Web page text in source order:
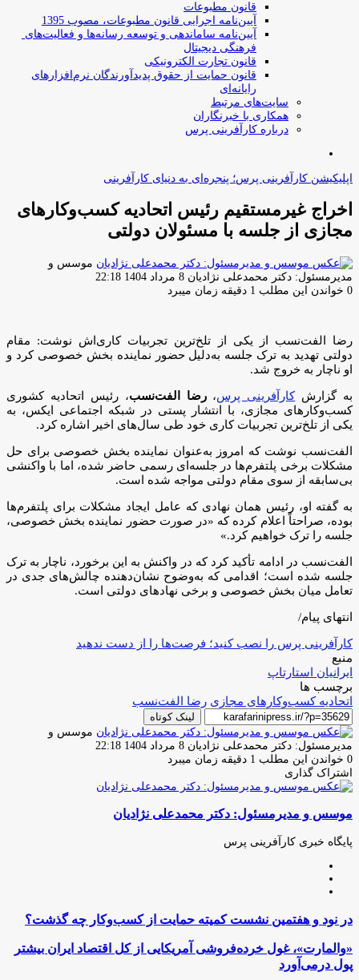
‌قانون مطبوعات
آیین‌نامه اجرایی قانون مطبوعات، مصوب 1395
آیین‌نامه سامان­دهی و توسعه رسانه­‌ها و فعالیت‌­های
فرهنگی دیجیتال
قانون تجارت الکترونیکی
قانون حمایت از حقوق پدیدآورندگان نرم‌افزارهای
رایانه‌ای
سایت‌های مرتبط
همکاری با خبرنگاران
درباره کارآفرینی پرس
اپلیکیشن کارآفرینی پرس؛ پنجره‌ای به دنیای کارآفرینی
اخراج غیرمستقیم رئیس اتحادیه کسب‌وکارهای
مجازی از جلسه با مسئولان دولتی
موسس و
مدیرمسئول: دکتر محمدعلی نژادیان ارسال
ایمیل
8 مرداد 1404 22:18
0 خواندن این مطلب 1 دقیقه زمان میبرد
رضا الفت‌نسب از یکی از تلخ‌ترین تجربیات کاری‌اش نوشت: مقام
دولتی تهدید به ترک جلسه به‌دلیل حضور نماینده بخش خصوصی کرد و
او ناچار به خروج شد.
به گزارشکارآفرینی پرس،رضا الفت‌نسب، رئیس اتحادیه کشوری
کسب‌وکارهای مجازی، با انتشار پستی در شبکه اجتماعی ایکس، به
یکی از تلخ‌ترین تجربیات کاری خود طی سال‌های اخیر اشاره کرد.
الفت‌نسب نوشت که امروز به‌عنوان نماینده بخش خصوصی برای حل
مشکلات برخی پلتفرم‌ها در جلسه‌ای رسمی حاضر شده، اما با واکنشی
بی‌سابقه از سوی مقام دولتی مواجه شده است.
به گفته او، رئیس همان نهادی که عامل ایجاد مشکلات برای پلتفرم‌ها
بوده، صراحتاً اعلام کرده که «در صورت حضور نماینده بخش خصوصی،
جلسه را ترک خواهیم کرد.»
الفت‌نسب در ادامه تأکید کرد که در واکنش به این برخورد، ناچار به ترک
جلسه شده است؛ اقدامی که به‌وضوح نشان‌دهنده چالش‌های جدی در
تعامل میان بخش خصوصی و برخی نهادهای دولتی است.
انتهای پیام/
کارآفرینی پرس را نصب کنید؛ فرصت‌ها را از دست ندهید
منبع
ایرانیان استارتاپ
برچسب ها
اتحادیه کسب‌وکارهای مجازی رضا الفت‌نسب
لینک کوتاه
موسس و
مدیرمسئول: دکتر محمدعلی نژادیان ارسال
ایمیل
8 مرداد 1404 22:18
0 خواندن این مطلب 1 دقیقه زمان میبرد
اشتراک گذاری
فیس
توئیتر
لینکدین
واتس
تلگرام
اشتراک
از
ایمیل
چاپ
موسس و مدیرمسئول: دکتر محمدعلی نژادیان
پایگاه خبری کارآفرینی پرس
در
نود
و
هفتمین
نشست
در نود و هفتمین نشست کمیته حمایت از کسب‌وکار چه گذشت؟
«والمارت»،
غول
خرده‌فروشی
«والمارت»، غول خرده‌فروشی آمریکایی از کل اقتصاد ایران بیشتر
پول درمی‌آورد